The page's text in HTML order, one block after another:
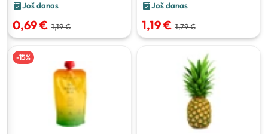
Još danas
0,69 € 1,19 €
Još danas
1,19 € 1,79 €
-15%